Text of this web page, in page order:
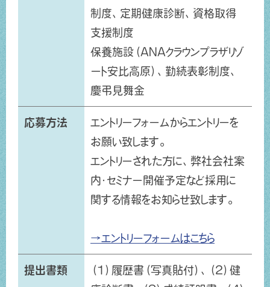
制度、定期健康診断、資格取得
支援制度
保養施設（ANAクラウンプラザリゾ
ート安比高原）、勤続表彰制度、
慶弔見舞金
応募方法
エントリーフォームからエントリーを
お願い致します。
エントリーされた方に、弊社会社案
内・セミナー開催予定など採用に
関する情報をお知らせ致します。
→エントリーフォームはこちら
提出書類
（1）履歴書（写真貼付）、（2）健